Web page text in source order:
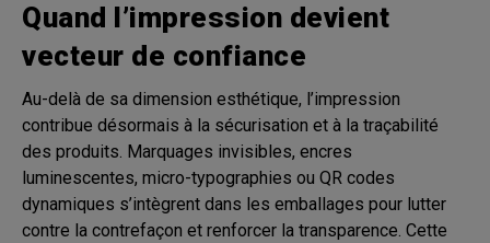
Quand l’impression devient
vecteur de confiance
Au-delà de sa dimension esthétique, l’impression
contribue désormais à la sécurisation et à la traçabilité
des produits. Marquages invisibles, encres
luminescentes, micro-typographies ou QR codes
dynamiques s’intègrent dans les emballages pour lutter
contre la contrefaçon et renforcer la transparence. Cette